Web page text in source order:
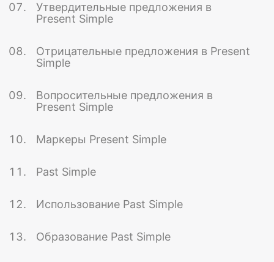
Утвердительные предложения в
Present Simple
Отрицательные предложения в Present
Simple
Вопросительные предложения в
Present Simple
Маркеры Present Simple
Past Simple
Использование Past Simple
Образование Past Simple